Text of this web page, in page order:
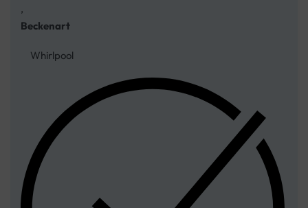
,
Beckenart
Whirlpool